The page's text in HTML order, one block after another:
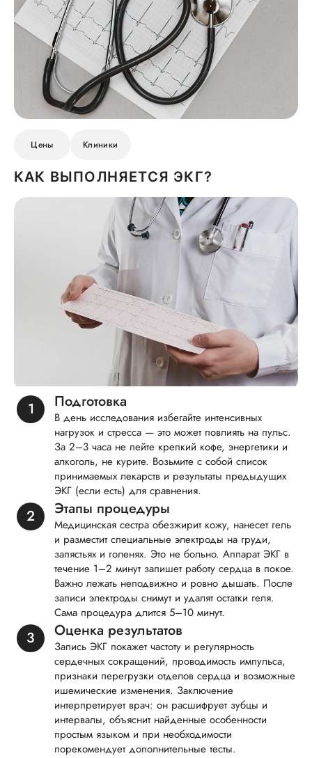
Цены Клиники
КАК ВЫПОЛНЯЕТСЯ ЭКГ?
Подготовка
В день исследования избегайте интенсивных
нагрузок и стресса — это может повлиять на пульс.
За 2–3 часа не пейте крепкий кофе, энергетики и
алкоголь, не курите. Возьмите с собой список
принимаемых лекарств и результаты предыдущих
ЭКГ (если есть) для сравнения.
Этапы процедуры
Медицинская сестра обезжирит кожу, нанесет гель
и разместит специальные электроды на груди,
запястьях и голенях. Это не больно. Аппарат ЭКГ в
течение 1–2 минут запишет работу сердца в покое.
Важно лежать неподвижно и ровно дышать. После
записи электроды снимут и удалят остатки геля.
Сама процедура длится 5–10 минут.
Оценка результатов
Запись ЭКГ покажет частоту и регулярность
сердечных сокращений, проводимость импульса,
признаки перегрузки отделов сердца и возможные
ишемические изменения. Заключение
интерпретирует врач: он расшифрует зубцы и
интервалы, объяснит найденные особенности
простым языком и при необходимости
порекомендует дополнительные тесты.